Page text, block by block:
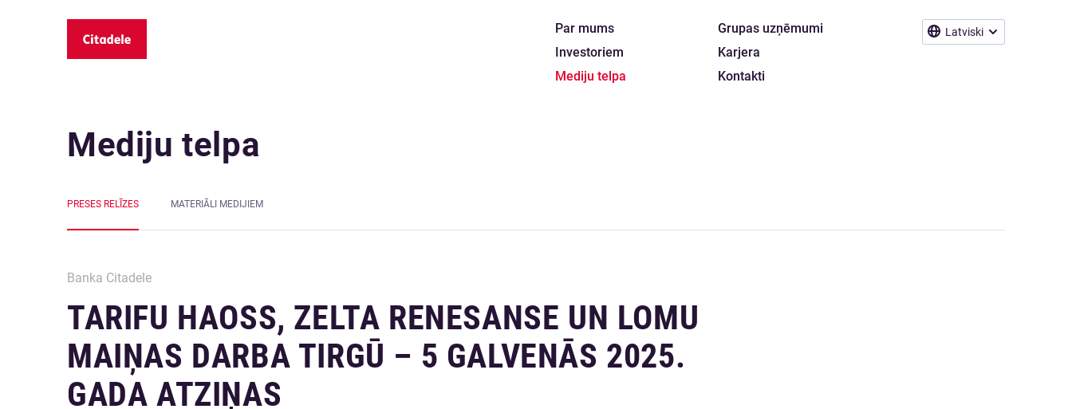
Latviski
Par mums
Investoriem
Mediju telpa
Grupas uzņēmumi
Karjera
Kontakti
Mediju telpa
PRESES RELĪZES MATERIĀLI MEDIJIEM
Banka Citadele
TARIFU HAOSS, ZELTA RENESANSE UN LOMU
MAIŅAS DARBA TIRGŪ – 5 GALVENĀS 2025.
GADA ATZIŅAS